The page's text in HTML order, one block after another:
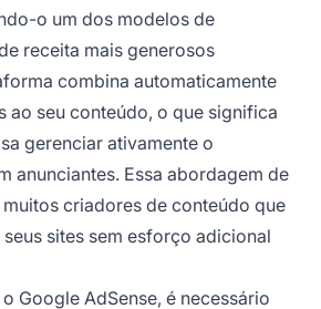
o um dos modelos de
receita mais generosos
combina automaticamente
ao seu conteúdo, o que significa
gerenciar ativamente o
anunciantes. Essa abordagem de
criadores de conteúdo que
sites sem esforço adicional
Google AdSense, é necessário